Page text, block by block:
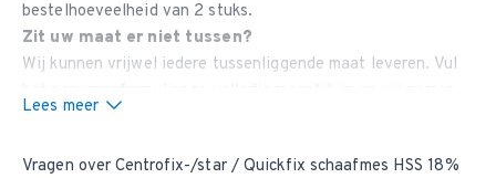
bestelhoeveelheid van 2 stuks.
Zit uw maat er niet tussen?
Wij kunnen vrijwel iedere tussenliggende maat leveren. Vul
contact met u op.
Lees meer
Vragen over Centrofix-/star / Quickfix schaafmes HSS 18%